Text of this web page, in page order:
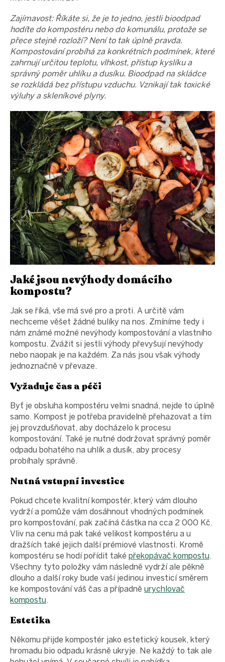
Zajímavost: Říkáte si, že je to jedno, jestli bioodpad
hodíte do kompostéru nebo do komunálu, protože se
přece stejně rozloží? Není to tak úplně pravda.
Kompostování probíhá za konkrétních podmínek, které
zahrnují určitou teplotu, vlhkost, přístup kyslíku a
správný poměr uhlíku a dusíku. Bioodpad na skládce
se rozkládá bez přístupu vzduchu. Vznikají tak toxické
výluhy a skleníkové plyny.
Jaké jsou nevýhody domácího
kompostu?
Jak se říká, vše má své pro a proti. A určitě vám
nechceme věšet žádné bulíky na nos. Zmíníme tedy i
nám známé možné nevýhody kompostování a vlastního
kompostu. Zvážit si jestli výhody převyšují nevýhody
nebo naopak je na každém. Za nás jsou však výhody
jednoznačně v převaze.
Vyžaduje čas a péči
Byť je obsluha kompostéru velmi snadná, nejde to úplně
samo. Kompost je potřeba pravidelně přehazovat a tím
jej provzdušňovat, aby docházelo k procesu
kompostování. Také je nutné dodržovat správný poměr
odpadu bohatého na uhlík a dusík, aby procesy
probíhaly správně.
Nutná vstupní investice
Pokud chcete kvalitní kompostér, který vám dlouho
vydrží a pomůže vám dosáhnout vhodných podmínek
pro kompostování, pak začíná částka na cca 2 000 Kč.
Vliv na cenu má pak také velikost kompostéru a u
dražších také jejich další prémiové vlastnosti. Kromě
kompostéru se hodí pořídit také překopávač kompostu.
Všechny tyto položky vám následně vydrží ale pěkně
dlouho a další roky bude vaší jedinou investicí směrem
ke kompostování váš čas a případně urychlovač
kompostu.
Estetika
Někomu přijde kompostér jako estetický kousek, který
hromadu bio odpadu krásně ukryje. Ne každý to tak ale